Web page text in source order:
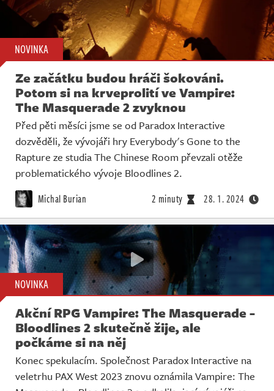
NOVINKA
Ze začátku budou hráči šokováni.
Potom si na krveprolití ve Vampire:
The Masquerade 2 zvyknou
Před pěti měsíci jsme se od Paradox Interactive
dozvěděli, že vývojáři hry Everybody's Gone to the
Rapture ze studia The Chinese Room převzali otěže
problematického vývoje Bloodlines 2.
Michal Burian 2 minuty 28. 1. 2024
NOVINKA
Akční RPG Vampire: The Masquerade -
Bloodlines 2 skutečně žije, ale
počkáme si na něj
Konec spekulacím. Společnost Paradox Interactive na
veletrhu PAX West 2023 znovu oznámila Vampire: The